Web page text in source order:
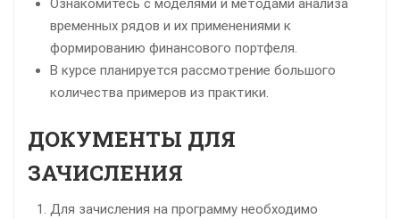
Ознакомитесь с моделями и методами анализа
временных рядов и их применениями к
формированию финансового портфеля.
В курсе планируется рассмотрение большого
количества примеров из практики.
ДОКУМЕНТЫ ДЛЯ
ЗАЧИСЛЕНИЯ
Для зачисления на программу необходимо